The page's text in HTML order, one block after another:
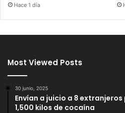
Hace 1 día
Most Viewed Posts
30 junio, 2025
Envían a juicio a 8
1,500 kilos de cocaína